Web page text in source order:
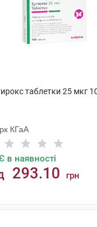
таблетки 25 мкг
КГаА
в наявності
293.10 грн